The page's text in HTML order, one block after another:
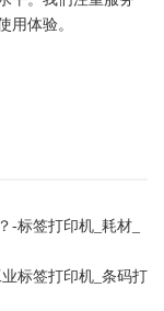
用体验。
-标签打印机_耗材_
标签打印机_条码打